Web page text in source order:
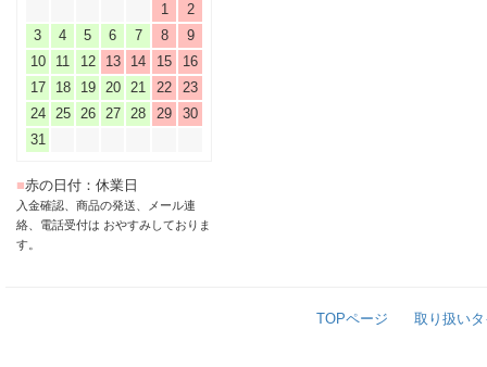
1
2
3
4 5 6 7 8
9
10
11 12 13 14 15
16
17
18 19 20 21 22
23
24
25 26 27 28 29
30
31
■赤の日付：休業日
入金確認、商品の発送、メール連
絡、電話受付は おやすみしておりま
す。
TOPページ 取り扱い